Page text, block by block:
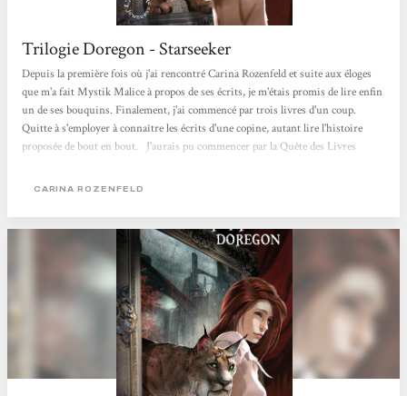
Trilogie Doregon - Starseeker
Depuis la première fois où j'ai rencontré Carina Rozenfeld et suite aux éloges
que m'a fait Mystik Malice à propos de ses écrits, je m'étais promis de lire enfin
un de ses bouquins. Finalement, j'ai commencé par trois livres d'un coup.
Quitte à s'employer à connaître les écrits d'une copine, autant lire l'histoire
proposée de bout en bout. J'aurais pu commencer par la Quête des Livres
titre que j'ai jeté mon dévolu. Je ne suis pas un lecteur de littérature jeunesse en
CARINA ROZENFELD